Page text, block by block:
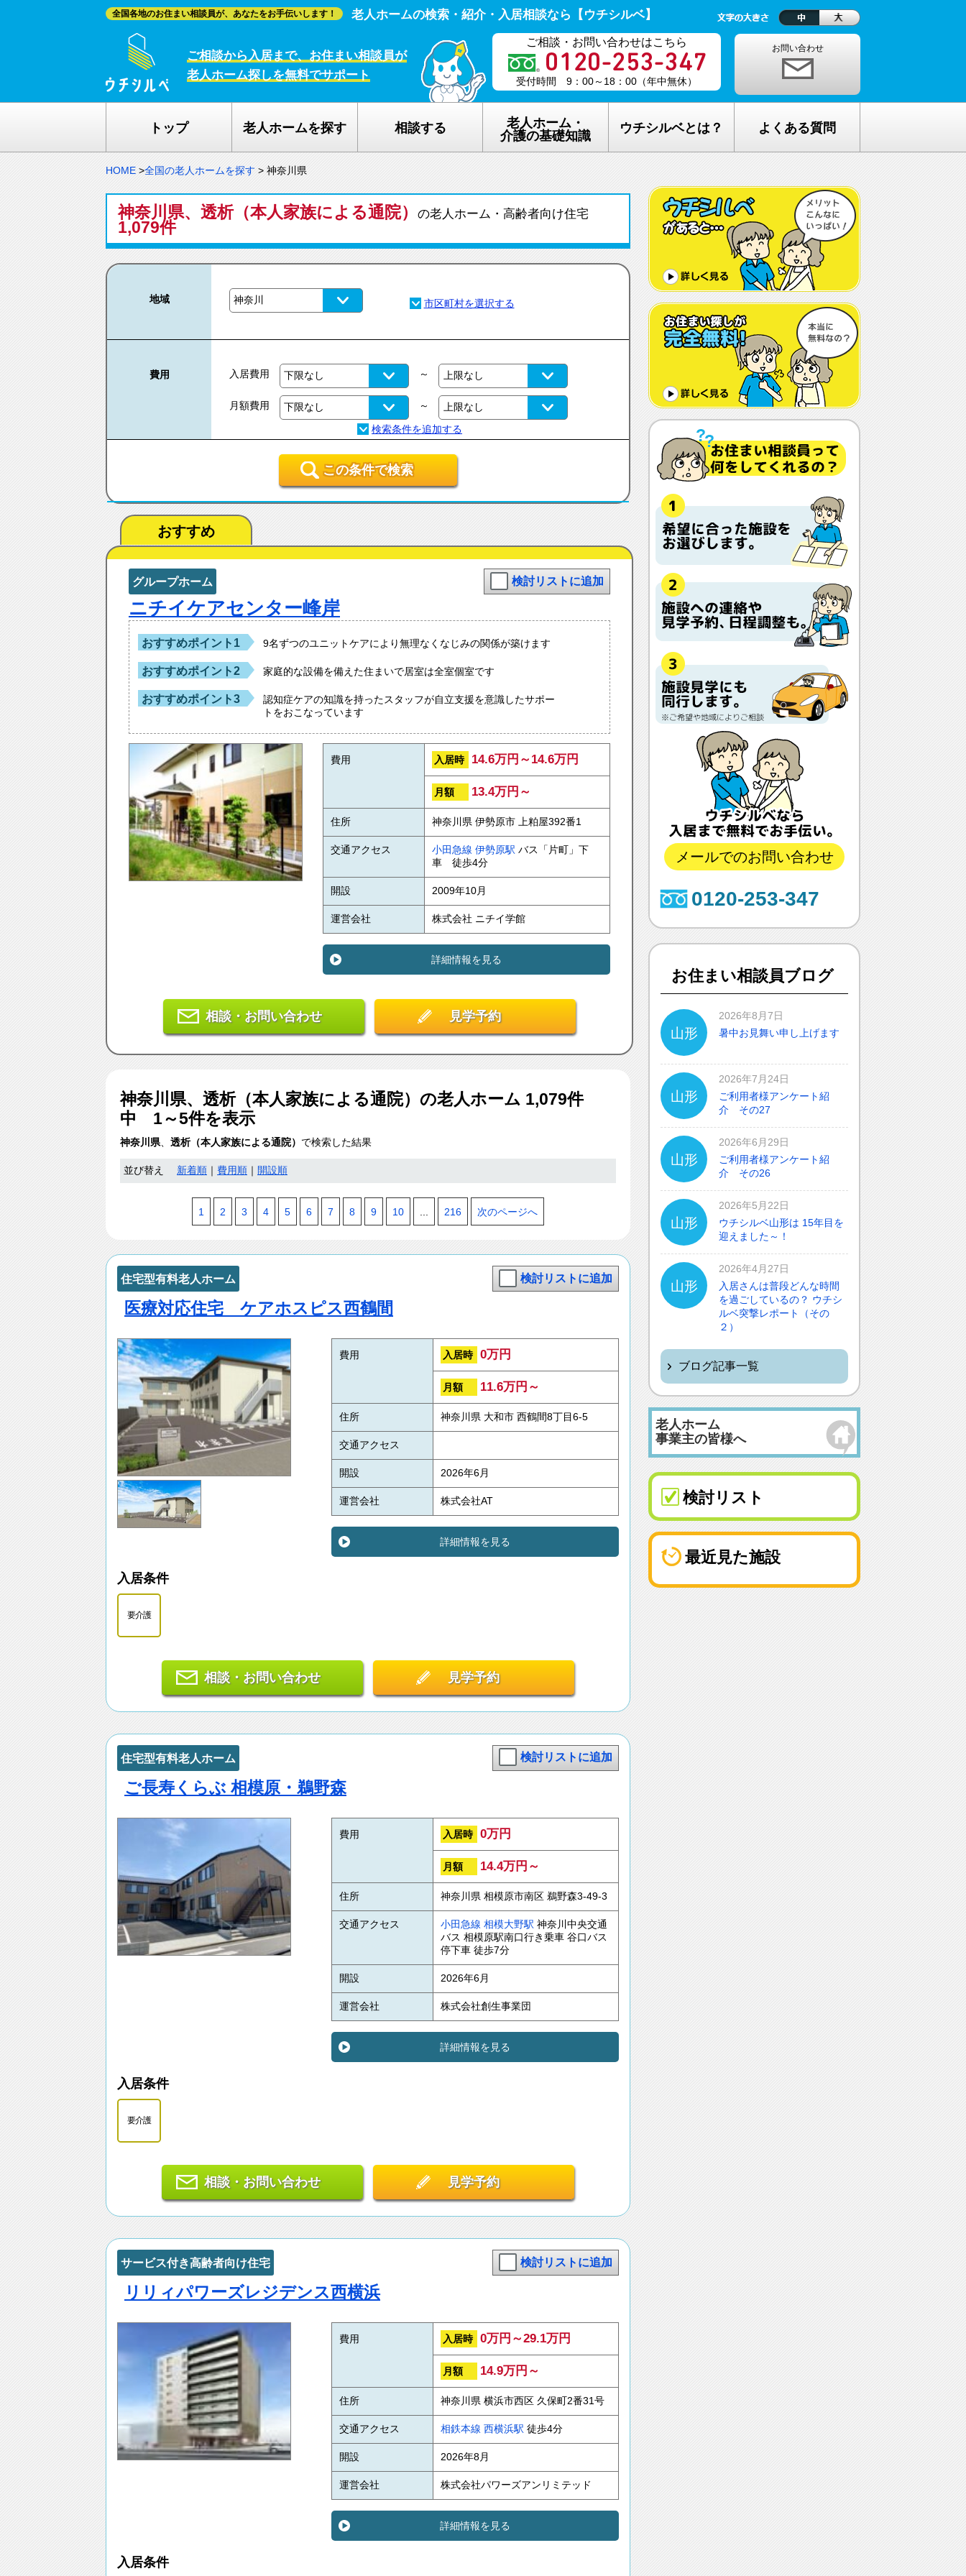
全国各地のお住まい相談員が、あなたをお手伝いします！ 老人ホームの検索・紹介・入居相談なら【ウチシルベ】
ご相談から入居まで、お住まい相談員が
老人ホーム探しを無料でサポート
ご相談・お問い合わせはこちら
受付時間 9：00～18：00（年中無休）
お問い合わせ
トップ 老人ホームを探す 相談する
老人ホーム・
介護の基礎知識
介護保険のしくみ
在宅介護サービスについて
ウチシルベとは？
老人ホーム探しが完全無料の理由
老人ホーム探し無料相談の流れ
ウチシルベのメリット
ウチシルベFC加盟について
よくある質問
老人ホームの種類が複雑でわからな
い・・
どんな人が入居しているの？
希望してもなかなか入れないのでは？
体調や病状が悪化しても最後まで住め
ますか？
認知症でも入れますか？
入居金が無料～何千万円と大きな差が
あるけど、どこが違うの？
入居するとどんな人がサービスをして
くれるの？
本当に相談無料？
他の紹介会社と「ウチシルベ」はどう
違うの？aa
HOME >全国の老人ホームを探す > 神奈川県
神奈川県、透析（本人家族による通院） の老人ホーム・高齢者向け住宅
1,079件
地域
費用 入居費用 ～
月額費用 ～
この条件で検索
おすすめ
グループホーム 検討リストに追加
ニチイケアセンター峰岸
おすすめポイント1 9名ずつのユニットケアにより無理なくなじみの関係が築けます
おすすめポイント2 家庭的な設備を備えた住まいで居室は全室個室です
おすすめポイント3
認知症ケアの知識を持ったスタッフが自立支援を意識したサポー
トをおこなっています
費用 入居時 14.6万円～14.6万円
月額 13.4万円～
住所 神奈川県 伊勢原市 上粕屋392番1
交通アクセス 小田急線 伊勢原駅 バス「片町」下
車 徒歩4分
開設 2009年10月
運営会社 株式会社 ニチイ学館
詳細情報を見る
相談・お問い合わせ 見学予約
神奈川県、透析（本人家族による通院） の老人ホーム 1,079件
中 1～5件を表示
神奈川県、 透析（本人家族による通院） で検索した結果
並び替え 新着順 費用順 開設順
1 2 3 4 5 6 7 8 9 10 ... 216 次のページへ
住宅型有料老人ホーム 検討リストに追加
医療対応住宅 ケアホスピス西鶴間
費用 入居時 0万円
月額 11.6万円～
住所 神奈川県 大和市 西鶴間8丁目6-5
交通アクセス
開設 2026年6月
運営会社 株式会社AT
詳細情報を見る
入居条件
要介護
相談・お問い合わせ 見学予約
住宅型有料老人ホーム 検討リストに追加
ご長寿くらぶ 相模原・鵜野森
費用 入居時 0万円
月額 14.4万円～
住所 神奈川県 相模原市南区 鵜野森3-49-3
交通アクセス 小田急線 相模大野駅 神奈川中央交通
バス 相模原駅南口行き乗車 谷口バス
停下車 徒歩7分
開設 2026年6月
運営会社 株式会社創生事業団
詳細情報を見る
入居条件
要介護
相談・お問い合わせ 見学予約
サービス付き高齢者向け住宅 検討リストに追加
リリィパワーズレジデンス西横浜
費用 入居時 0万円～29.1万円
月額 14.9万円～
住所 神奈川県 横浜市西区 久保町2番31号
交通アクセス 相鉄本線 西横浜駅 徒歩4分
開設 2026年8月
運営会社 株式会社パワーズアンリミテッド
詳細情報を見る
入居条件
メールでのお問い合わせ
0120-253-347
お住まい相談員ブログ
山形
2026年8月7日
暑中お見舞い申し上げます
山形
2026年7月24日
ご利用者様アンケート紹
介 その27
山形
2026年6月29日
ご利用者様アンケート紹
介 その26
山形
2026年5月22日
ウチシルベ山形は 15年目を
迎えました～！
山形
2026年4月27日
入居さんは普段どんな時間
を過ごしているの？ ウチシ
ルベ突撃レポート（その
２）
ブログ記事一覧
老人ホーム
事業主の皆様へ
検討リスト
最近見た施設